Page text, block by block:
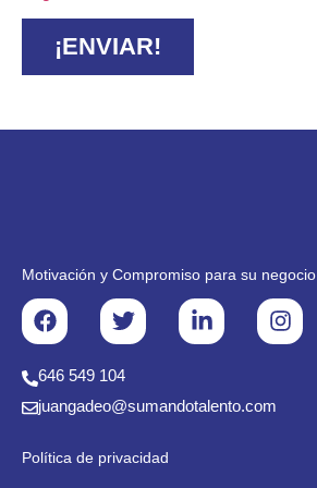
¡ENVIAR!
Motivación y Compromiso para su negocio.
646 549 104
juangadeo@sumandotalento.com
Política de privacidad